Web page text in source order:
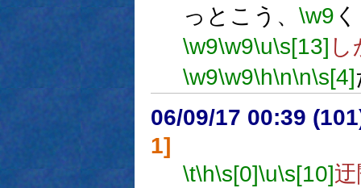
っとこう、 \w9
\w9\w9\u\s[13]
\w9\w9\h\n\n\s[4]
06/09/17 00:39
1]
\t\h\s[0]\u\s[10]